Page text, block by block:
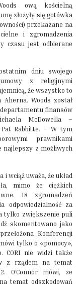
ową kościelną
złożyły się gotówka
przekazane na
i zgromadzenia
czasu jest odbierane
dniu swojego
z religijnymi
że wszystko to
Woods został
finansów
McDowella –
Rabbitte. – W tym
prawnikami
najlepszy z możliwych
i wciąż uważa, że układ
mimo że ciężkich
18 zgromadzeń
odpowiedzialność za
tylko zwiększenie puli
skomentowano jako
Konferencji
tylko o «pomocy»,
CORI nie widzi także
z rządem na temat
O’Connor mówi, że
temat odszkodowań